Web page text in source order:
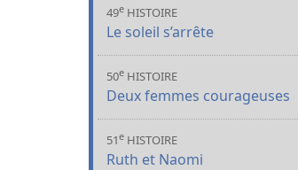
49e HISTOIRE
Le soleil s’arrête
50e HISTOIRE
Deux femmes courageuses
51e HISTOIRE
Ruth et Naomi